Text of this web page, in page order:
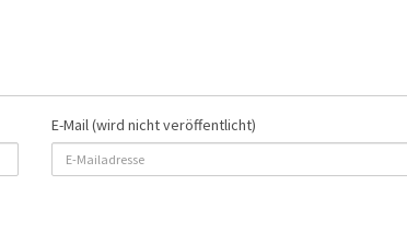
E-Mail (wird nicht veröffentlicht)